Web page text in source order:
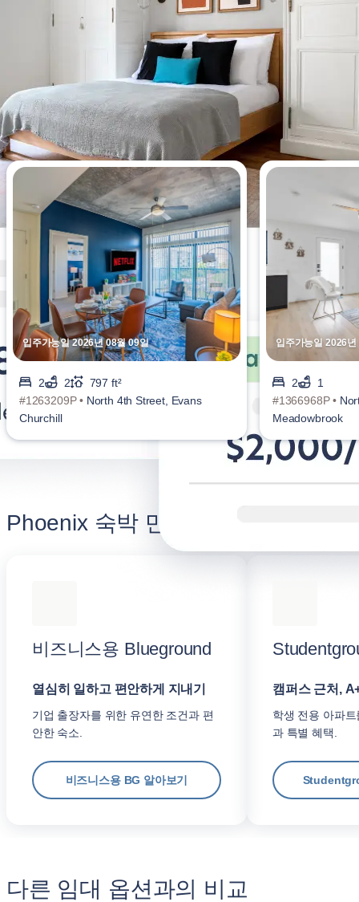
이번 주에 가장 많이 조회된 아파트
입주가능일 2026년 08월 09일
2 2
797 ft²
#1263209P • North 4th Street, Evans
Churchill
입주가능일 2026
2
1
#1366968P •
Meadowbrook
Phoenix 숙박 만족도 높이기
비즈니스용 Blueground
열심히 일하고 편안하게 지내기
기업 출장자를 위한 유연한 조건과 편
안한 숙소.
비즈니스용 BG 알아보기
캠퍼스 근처,
학생 전용 아파
과 특별 혜택.
다른 임대 옵션과의 비교